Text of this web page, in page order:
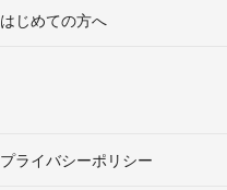
はじめての方へ
プライバシーポリシー